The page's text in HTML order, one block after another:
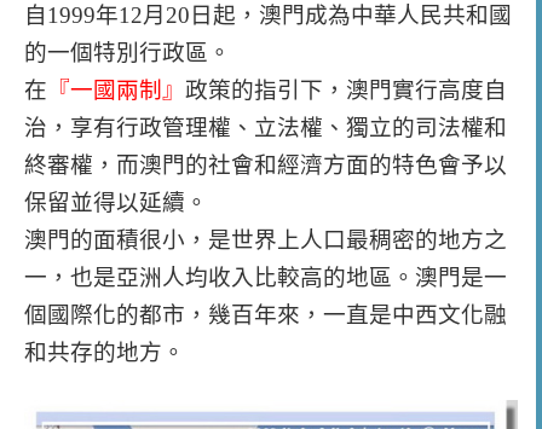
自1999年12月20日起，澳門成為中華人民共和國
的一個特別行政區。
在 『一國兩制 』 政策的指引下，澳門實行高度自
治，享有行政管理權、立法權、獨立的司法權和
終審權，而澳門的社會和經濟方面的特色會予以
保留並得以延續。
澳門的面積很小，是世界上人口最稠密的地方之
一，也是亞洲人均收入比較高的地區。 澳門是一
個國際化的都市，幾百年來，一直是中西文化融
和共存的地方。